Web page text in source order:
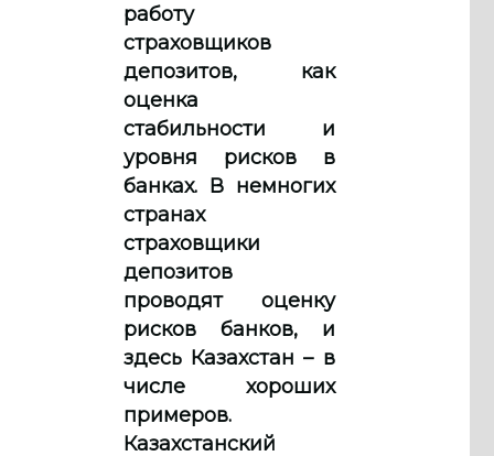
работу
страховщиков
депозитов, как
оценка
стабильности и
уровня рисков в
банках. В немногих
странах
страховщики
депозитов
проводят оценку
рисков банков, и
здесь Казахстан – в
числе хороших
примеров.
Казахстанский